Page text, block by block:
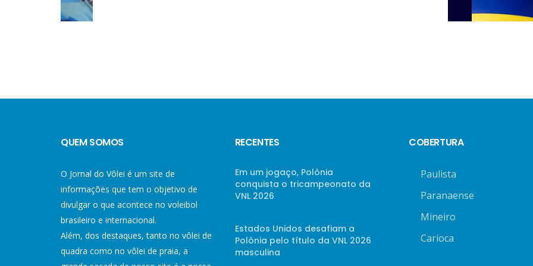
QUEM SOMOS
O Jornal do Vôlei é um site de
informações que tem o objetivo de
divulgar o que acontece no voleibol
brasileiro e internacional.
Além, dos destaques, tanto no vôlei de
quadra como no vôlei de praia, a
RECENTES
Em um jogaço, Polônia
conquista o tricampeonato da
VNL 2026
Estados Unidos desafiam a
Polônia pelo título da VNL 2026
masculina
COBERTURA
Paulista
Paranaense
Mineiro
Carioca